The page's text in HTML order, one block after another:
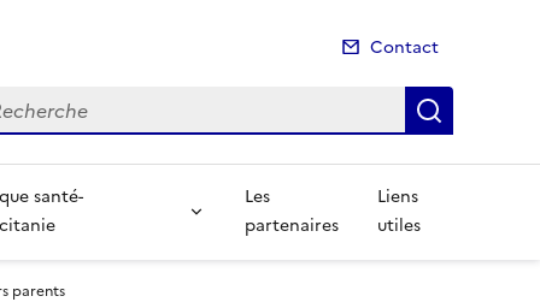
Contact
santé-
Les
partenaires
Liens
utiles
parents